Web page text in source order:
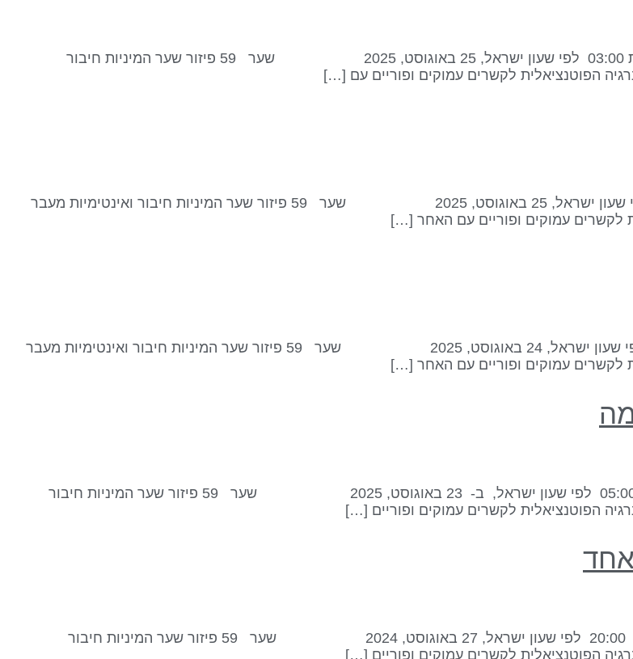
שער 59 – פיזור // קו 4 – אחוות אחים/אחיות נכנסנו לשער 59 קו 4 בסביבות 03:00 לפי שעון ישראל, 25 באוגוסט, 2025 שער 59 פיזור שער המיניות חיבור
הפוטנציאלית לקשרים עמוקים ופוריים עם […]
שער 59 – פיזור // קו 3 – פתיחות נכנסנו לשער 59 קו 3 בסביבות 03:40 לפי שעון ישראל, 25 באוגוסט, 2025 שער 59 פיזור שער המיניות חיבור ואינטימיות מעבר
לקשרים עמוקים ופוריים עם האחר […]
שער 59 – פיזור // קו 2 – ביישנות נכנסנו לשער 59 קו 2 בסביבות 04:30 לפי שעון ישראל, 24 באוגוסט, 2025 שער 59 פיזור שער המיניות חיבור ואינטימיות מעבר
לקשרים עמוקים ופוריים עם האחר […]
שער 59 – פיזור // קו 1 – המכה המקדימה נכנסנו לשער 59 קו 1 בסביבות 05:00 לפי שעון ישראל, ב- 23 באוגוסט, 2025 שער 59 פיזור שער המיניות חיבור
הפוטנציאלית לקשרים עמוקים ופוריים […]
שער 59 – פיזור // קו 6 – מפגש ללילה אחד נכנסנו לשער 59 קו 6 בסביבות 20:00 לפי שעון ישראל, 27 באוגוסט, 2024 שער 59 פיזור שער המיניות חיבור
הפוטנציאלית לקשרים עמוקים ופוריים […]